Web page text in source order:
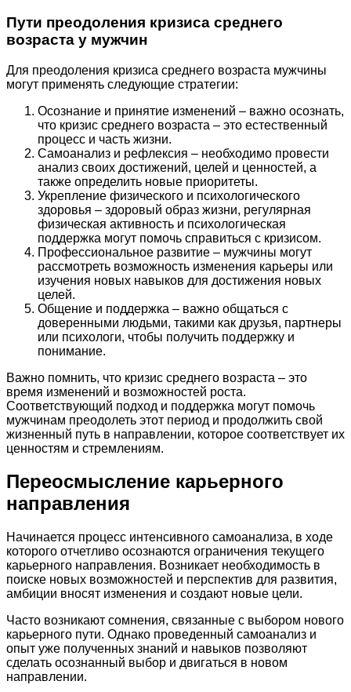
Пути преодоления кризиса среднего
возраста у мужчин
Для преодоления кризиса среднего возраста мужчины
могут применять следующие стратегии:
Осознание и принятие изменений – важно осознать,
что кризис среднего возраста – это естественный
процесс и часть жизни.
Самоанализ и рефлексия – необходимо провести
анализ своих достижений, целей и ценностей, а
также определить новые приоритеты.
Укрепление физического и психологического
здоровья – здоровый образ жизни, регулярная
физическая активность и психологическая
поддержка могут помочь справиться с кризисом.
Профессиональное развитие – мужчины могут
рассмотреть возможность изменения карьеры или
изучения новых навыков для достижения новых
целей.
Общение и поддержка – важно общаться с
доверенными людьми, такими как друзья, партнеры
или психологи, чтобы получить поддержку и
понимание.
Важно помнить, что кризис среднего возраста – это
время изменений и возможностей роста.
Соответствующий подход и поддержка могут помочь
мужчинам преодолеть этот период и продолжить свой
жизненный путь в направлении, которое соответствует их
ценностям и стремлениям.
Переосмысление карьерного
направления
Начинается процесс интенсивного самоанализа, в ходе
которого отчетливо осознаются ограничения текущего
карьерного направления. Возникает необходимость в
поиске новых возможностей и перспектив для развития,
амбиции вносят изменения и создают новые цели.
Часто возникают сомнения, связанные с выбором нового
карьерного пути. Однако проведенный самоанализ и
опыт уже полученных знаний и навыков позволяют
сделать осознанный выбор и двигаться в новом
направлении.